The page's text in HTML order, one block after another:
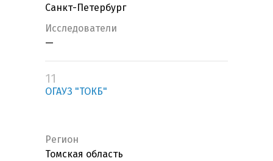
Санкт-Петербург
Исследователи
—
11
ОГАУЗ "ТОКБ"
Регион
Томская область